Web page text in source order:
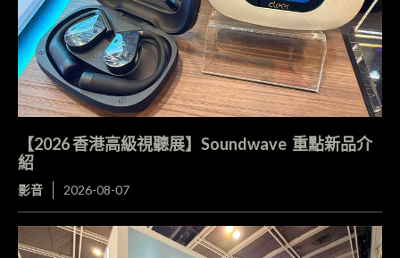
【2026 香港高級視聽展】Soundwave 重點新品介
紹
影音 2026-08-07